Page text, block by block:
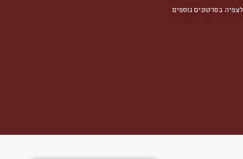
לצפיה בסרטונים נוספים